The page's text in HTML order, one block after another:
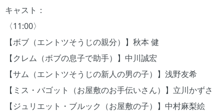
キャスト：
〈11:00〉
【ボブ（エントツそうじの親分）】秋本 健
【クレム（ボブの息子で助手）】中川誠宏
【サム（エントツそうじの新人の男の子）】浅野友希
【ミス・バゴット（お屋敷のお手伝いさん）】立川かずさ
【ジュリエット・ブルック（お屋敷の子）】中村麻梨絵